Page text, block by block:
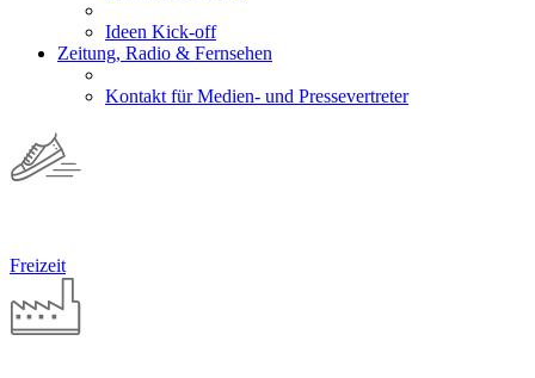
Ideen Kick-off
Zeitung, Radio & Fernsehen
Kontakt für Medien- und Pressevertreter
Freizeit